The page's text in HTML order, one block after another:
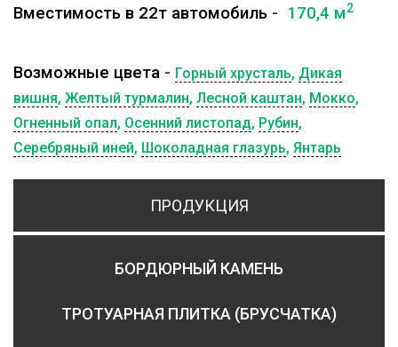
ПРОДУКЦИЯ
БОРДЮРНЫЙ КАМЕНЬ
ТРОТУАРНАЯ ПЛИТКА (БРУСЧАТКА)
Вместимость в 22т автомобиль - 170,4 м2
Возможные цвета - Горный хрусталь, Дикая
вишня, Желтый турмалин, Лесной каштан, Мокко,
Огненный опал, Осенний листопад, Рубин,
Серебряный иней, Шоколадная глазурь, Янтарь